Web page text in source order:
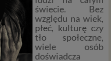
świecie. Bez
względu na wiek,
płeć, kulturę czy
tło społeczne,
wiele osób
doświadcza